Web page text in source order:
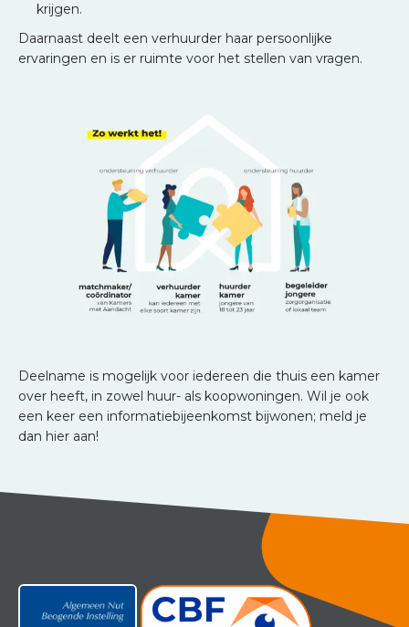
krijgen.
Daarnaast deelt een verhuurder haar persoonlijke
ervaringen en is er ruimte voor het stellen van vragen.
Deelname is mogelijk voor iedereen die thuis een kamer
over heeft, in zowel huur- als koopwoningen. Wil je ook
een keer een informatiebijeenkomst bijwonen; meld je
dan hier aan!